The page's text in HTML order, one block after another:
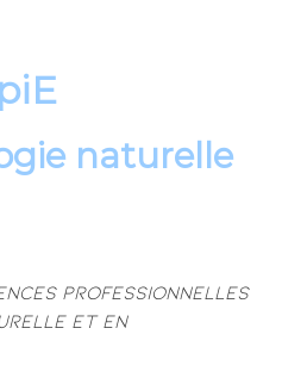
naturelle
professionnelles
et en